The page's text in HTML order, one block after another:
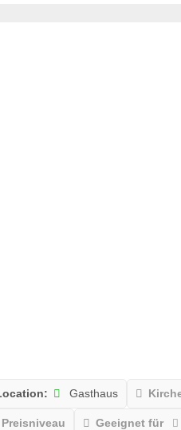
Gasthaus
Preisniveau Geeignet für